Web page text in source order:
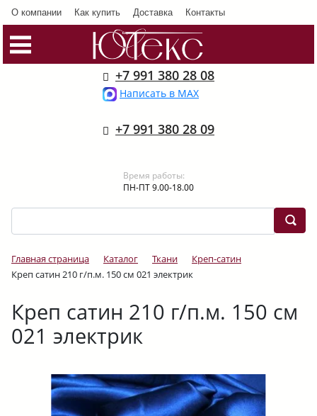
О компании Как купить Доставка Контакты
+7 991 380 28 08
Написать в MAX
+7 991 380 28 09
Время работы:
ПН-ПТ 9.00-18.00
Главная страница Каталог Ткани
Креп-сатин
Креп сатин 210 г/п.м. 150 см 021 электрик
Креп сатин 210 г/п.м. 150 см
021 электрик